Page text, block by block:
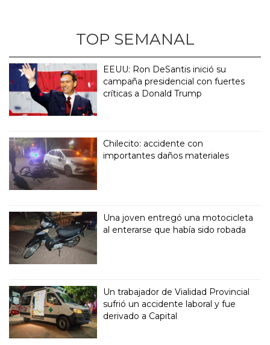
TOP SEMANAL
EEUU: Ron DeSantis inició su
campaña presidencial con fuertes
críticas a Donald Trump
Chilecito: accidente con
importantes daños materiales
Una joven entregó una motocicleta
al enterarse que había sido robada
Un trabajador de Vialidad Provincial
sufrió un accidente laboral y fue
derivado a Capital